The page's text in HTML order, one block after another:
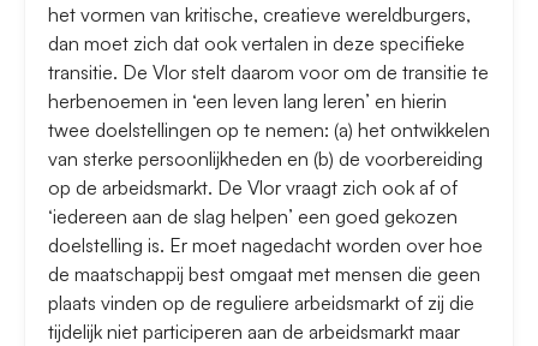
het vormen van kritische, creatieve wereldburgers,
dan moet zich dat ook vertalen in deze specifieke
transitie. De Vlor stelt daarom voor om de transitie te
herbenoemen in ‘een leven lang leren’ en hierin
twee doelstellingen op te nemen: (a) het ontwikkelen
van sterke persoonlijkheden en (b) de voorbereiding
op de arbeidsmarkt. De Vlor vraagt zich ook af of
‘iedereen aan de slag helpen’ een goed gekozen
doelstelling is. Er moet nagedacht worden over hoe
de maatschappij best omgaat met mensen die geen
plaats vinden op de reguliere arbeidsmarkt of zij die
tijdelijk niet participeren aan de arbeidsmarkt maar